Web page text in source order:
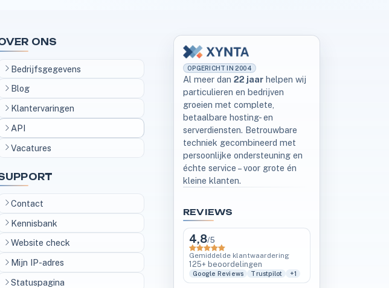
ONS
Bedrijfsgegevens
Blog
Klantervaringen
API
Vacatures
Contact
Kennisbank
Website check
Mijn IP-adres
Statuspagina
OPGERICHT IN 2004
Al meer dan22 jaar helpen wij
particulieren en bedrijven
groeien met complete,
betaalbare hosting- en
serverdiensten. Betrouwbare
techniek gecombineerd met
persoonlijke ondersteuning en
échte service – voor grote én
kleine klanten.
REVIEWS
4,8/5
Gemiddelde klantwaardering
125+ beoordelingen
Google Reviews Trustpilot +1